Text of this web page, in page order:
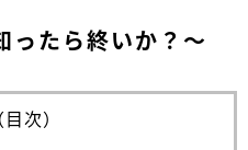
ったら終いか？～
次）